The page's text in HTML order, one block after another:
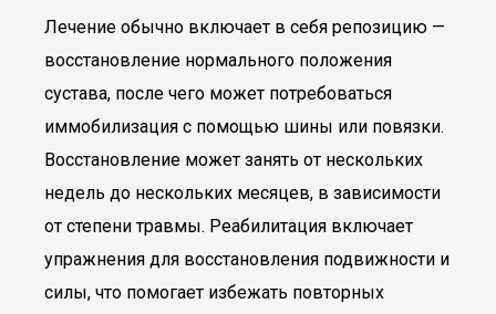
Лечение обычно включает в себя репозицию —
восстановление нормального положения
сустава, после чего может потребоваться
иммобилизация с помощью шины или повязки.
Восстановление может занять от нескольких
недель до нескольких месяцев, в зависимости
от степени травмы. Реабилитация включает
упражнения для восстановления подвижности и
силы, что помогает избежать повторных